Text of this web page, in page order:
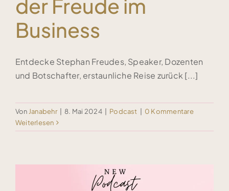
der Freude im
Business
Entdecke Stephan Freudes, Speaker, Dozenten
und Botschafter, erstaunliche Reise zurück [...]
Von Janabehr 8. Mai 2024 Podcast
0 Kommentare
Weiterlesen